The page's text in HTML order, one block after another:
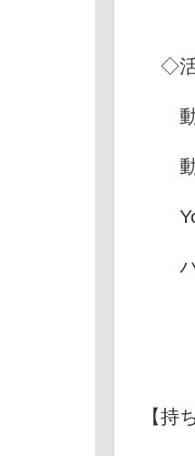
◇活
動
動
パ
【持